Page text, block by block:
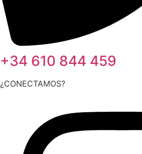
+34 610 844 459
¿CONECTAMOS?